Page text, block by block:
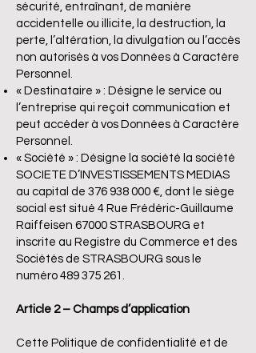
sécurité, entraînant, de manière
accidentelle ou illicite, la destruction, la
perte, l’altération, la divulgation ou l’accès
non autorisés à vos Données à Caractère
Personnel.
« Destinataire » : Désigne le service ou
l’entreprise qui reçoit communication et
peut accéder à vos Données à Caractère
Personnel.
« Société » : Désigne la société la société
SOCIETE D’INVESTISSEMENTS MEDIAS
au capital de 376 938 000 €, dont le siège
social est situé 4 Rue Frédéric-Guillaume
Raiffeisen 67000 STRASBOURG et
inscrite au Registre du Commerce et des
Sociétés de STRASBOURG sous le
numéro 489 375 261 .
Article 2 – Champs d’application
Cette Politique de confidentialité et de